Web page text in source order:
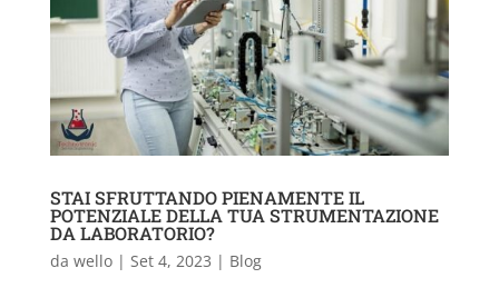
STAI SFRUTTANDO PIENAMENTE IL
POTENZIALE DELLA TUA STRUMENTAZIONE
DA LABORATORIO?
da wello| Set 4, 2023 | Blog